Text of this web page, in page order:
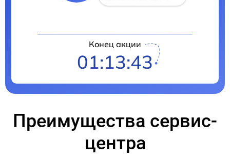
Конец акции
01:13:42
Преимущества сервис-
центра